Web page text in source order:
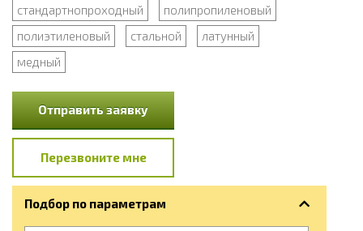
стандартнопроходный
полипропиленовый
полиэтиленовый
стальной
латунный
медный
Отправить заявку
Перезвоните мне
Подбор по параметрам